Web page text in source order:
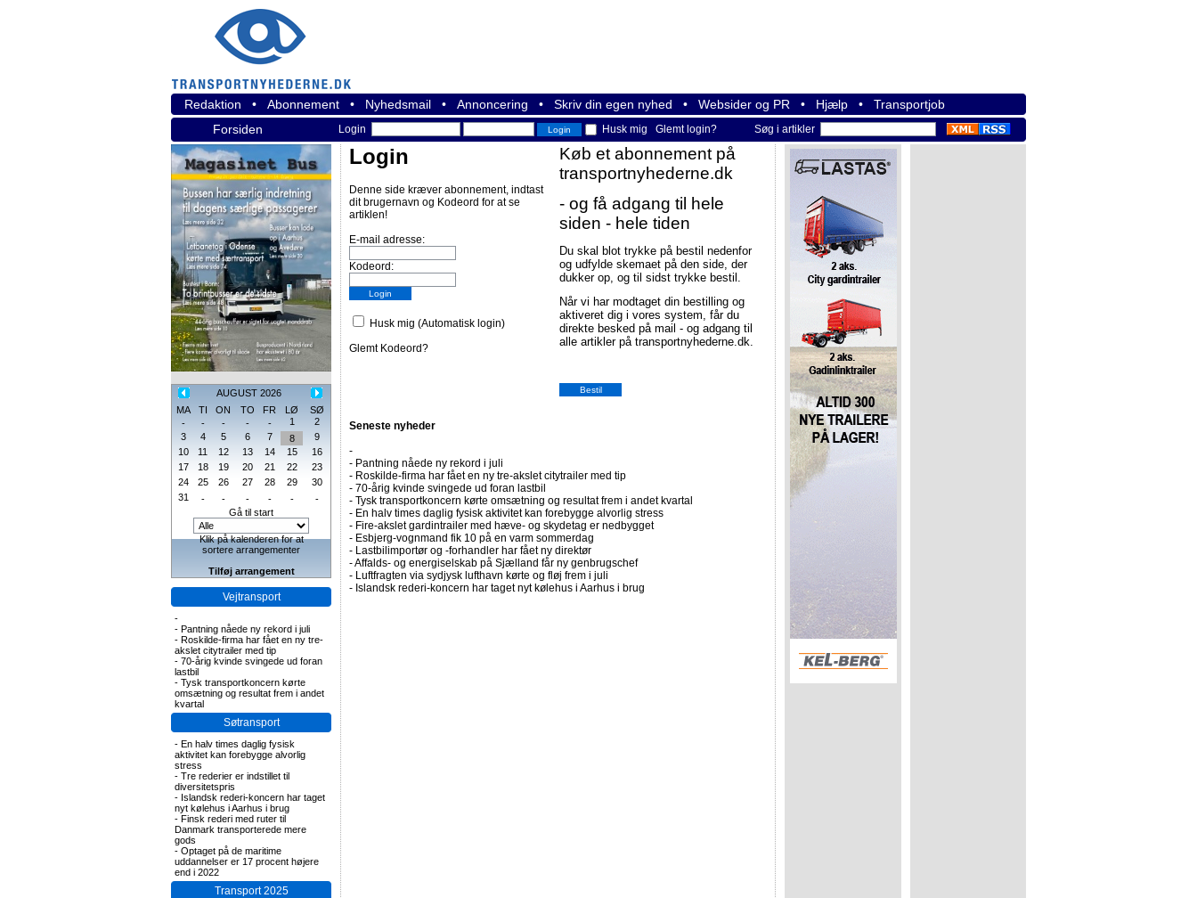
Redaktion • Abonnement • Nyhedsmail • Annoncering • Skriv din egen nyhed • Websider og PR • Hjælp • Transportjob
Forsiden
Login Husk mig Glemt login? Søg i artikler
AUGUST 2026
MA
TI ON TO FR LØ
SØ
-
- - - - 1
2
3
4 5 6 7 8
9
10
11 12 13 14 15
16
17
18 19 20 21 22
23
24
25 26 27 28 29
30
31
- - - - -
-
Gå til start
Klik på kalenderen for at
sortere arrangementer
Tilføj arrangement
Vejtransport
-
- Pantning nåede ny rekord i juli
- Roskilde-firma har fået en ny tre-
akslet citytrailer med tip
- 70-årig kvinde svingede ud foran
lastbil
- Tysk transportkoncern kørte
omsætning og resultat frem i andet
kvartal
Søtransport
- En halv times daglig fysisk
aktivitet kan forebygge alvorlig
stress
- Tre rederier er indstillet til
diversitetspris
- Islandsk rederi-koncern har taget
nyt kølehus i Aarhus i brug
- Finsk rederi med ruter til
Danmark transporterede mere
gods
- Optaget på de maritime
uddannelser er 17 procent højere
end i 2022
Transport 2025
Login
Denne side kræver abonnement, indtast
dit brugernavn og Kodeord for at se
artiklen!
E-mail adresse:
Kodeord:
Husk mig (Automatisk login)
Glemt Kodeord?
Køb et abonnement på
transportnyhederne.dk
- og få adgang til hele
siden - hele tiden
Du skal blot trykke på bestil nedenfor
og udfylde skemaet på den side, der
dukker op, og til sidst trykke bestil.
Når vi har modtaget din bestilling og
aktiveret dig i vores system, får du
direkte besked på mail - og adgang til
alle artikler på transportnyhederne.dk.
Seneste nyheder
-
- Pantning nåede ny rekord i juli
- Roskilde-firma har fået en ny tre-akslet citytrailer med tip
- 70-årig kvinde svingede ud foran lastbil
- Tysk transportkoncern kørte omsætning og resultat frem i andet kvartal
- En halv times daglig fysisk aktivitet kan forebygge alvorlig stress
- Fire-akslet gardintrailer med hæve- og skydetag er nedbygget
- Esbjerg-vognmand fik 10 på en varm sommerdag
- Lastbilimportør og -forhandler har fået ny direktør
-Affalds- og energiselskab på Sjælland får ny genbrugschef
- Luftfragten via sydjysk lufthavn kørte og fløj frem i juli
- Islandsk rederi-koncern har taget nyt kølehus i Aarhus i brug